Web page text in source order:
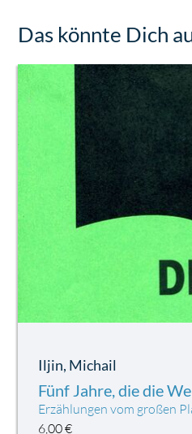
Das könnte Dich
Iljin, Michail
Fünf Jahre, die die
Erzählungen vom großen
6,00€